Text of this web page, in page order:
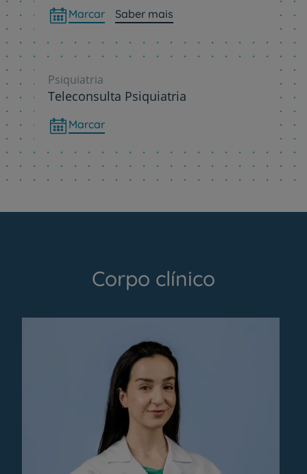
Marcar Saber mais
Psiquiatria
Teleconsulta Psiquiatria
Marcar
Corpo clínico